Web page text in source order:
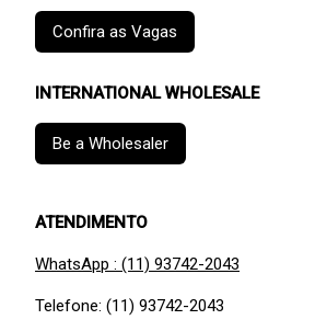
Confira as Vagas
INTERNATIONAL WHOLESALE
Be a Wholesaler
ATENDIMENTO
WhatsApp : (11) 93742-2043
Telefone: (11) 93742-2043